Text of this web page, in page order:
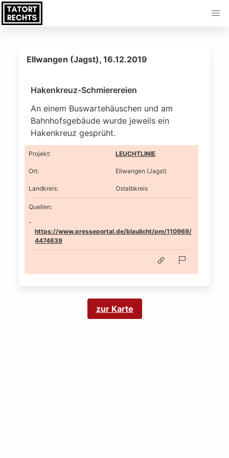
Ellwangen (Jagst), 16.12.2019
Hakenkreuz-Schmierereien
An einem Buswartehäuschen und am
Bahnhofsgebäude wurde jeweils ein
Hakenkreuz gesprüht.
Projekt: LEUCHTLINIE
Ort: Ellwangen (Jagst)
Landkreis: Ostalbkreis
Quellen:
https://www.presseportal.de/blaulicht/pm/110969/
4474639
zur Karte